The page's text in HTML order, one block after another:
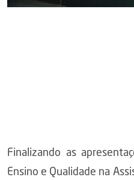
Finalizando as
Ensino e Qualidade na